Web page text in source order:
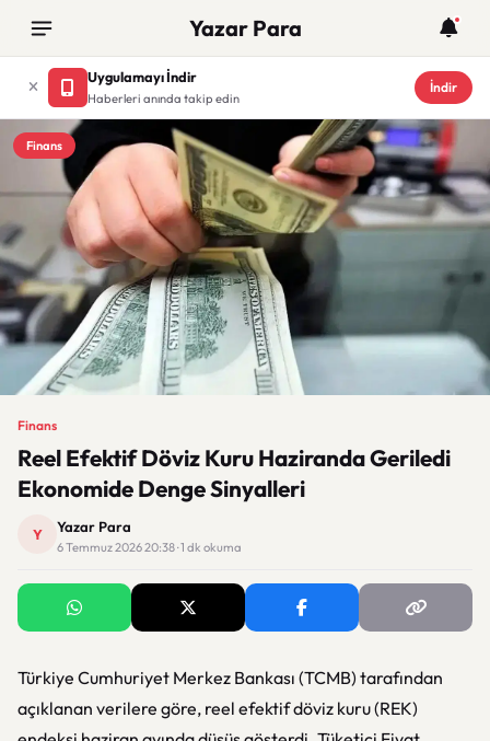
Yazar Para
Uygulamayı İndir
Haberleri anında takip edin
İndir
Finans
Finans
Reel Efektif Döviz Kuru Haziranda Geriledi
Ekonomide Denge Sinyalleri
Y Yazar Para
6 Temmuz 2026 20:38 · 1 dk okuma
Türkiye Cumhuriyet Merkez Bankası (TCMB) tarafından
açıklanan verilere göre, reel efektif döviz kuru (REK)